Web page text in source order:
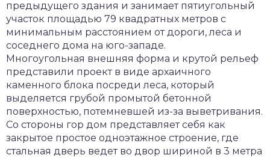
предыдущего здания и занимает пятиугольный
участок площадью 79 квадратных метров с
минимальным расстоянием от дороги, леса и
соседнего дома на юго-западе.
Многоугольная внешняя форма и крутой рельеф
представили проект в виде архаичного
каменного блока посреди леса, который
выделяется грубой промытой бетонной
поверхностью, потемневшей из-за выветривания.
Со стороны гор дом представляет себя как
закрытое простое одноэтажное строение, где
стальная дверь ведет во двор шириной в 3 метра